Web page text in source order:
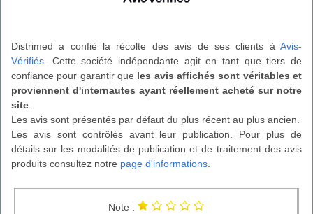
Distrimed a confié la récolte des avis de ses clients à Avis-
Vérifiés. Cette société indépendante agit en tant que tiers de
confiance pour garantir que les avis affichés sont véritables et
proviennent d'internautes ayant réellement acheté sur notre
site.
Les avis sont présentés par défaut du plus récent au plus ancien.
Les avis sont contrôlés avant leur publication. Pour plus de
détails sur les modalités de publication et de traitement des avis
produits consultez notre page d'informations.
Note :